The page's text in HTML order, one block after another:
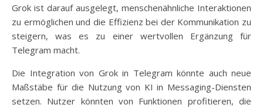
Grok ist darauf ausgelegt, menschenähnliche Interaktionen
zu ermöglichen und die Effizienz bei der Kommunikation zu
steigern, was es zu einer wertvollen Ergänzung für
Telegram macht.
Die Integration von Grok in Telegram könnte auch neue
Maßstäbe für die Nutzung von KI in Messaging-Diensten
setzen. Nutzer könnten von Funktionen profitieren, die